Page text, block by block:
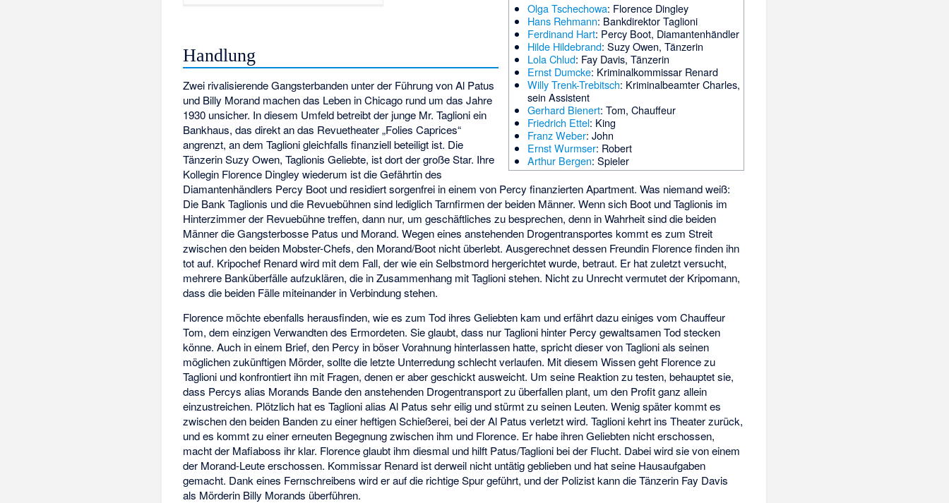
Olga Tschechowa: Florence Dingley
Hans Rehmann: Bankdirektor Taglioni
Ferdinand Hart: Percy Boot, Diamantenhändler
Hilde Hildebrand: Suzy Owen, Tänzerin
Lola Chlud: Fay Davis, Tänzerin
Ernst Dumcke: Kriminalkommissar Renard
Willy Trenk-Trebitsch: Kriminalbeamter Charles,
sein Assistent
Gerhard Bienert: Tom, Chauffeur
Friedrich Ettel: King
Franz Weber: John
Ernst Wurmser: Robert
Arthur Bergen: Spieler
Handlung
Zwei rivalisierende Gangsterbanden unter der Führung von Al Patus
und Billy Morand machen das Leben in Chicago rund um das Jahre
1930 unsicher. In diesem Umfeld betreibt der junge Mr. Taglioni ein
Bankhaus, das direkt an das Revuetheater „Folies Caprices“
angrenzt, an dem Taglioni gleichfalls finanziell beteiligt ist. Die
Tänzerin Suzy Owen, Taglionis Geliebte, ist dort der große Star. Ihre
Kollegin Florence Dingley wiederum ist die Gefährtin des
Diamantenhändlers Percy Boot und residiert sorgenfrei in einem von Percy finanzierten Apartment. Was niemand weiß:
Die Bank Taglionis und die Revuebühnen sind lediglich Tarnfirmen der beiden Männer. Wenn sich Boot und Taglionis im
Hinterzimmer der Revuebühne treffen, dann nur, um geschäftliches zu besprechen, denn in Wahrheit sind die beiden
Männer die Gangsterbosse Patus und Morand. Wegen eines anstehenden Drogentransportes kommt es zum Streit
zwischen den beiden Mobster-Chefs, den Morand/Boot nicht überlebt. Ausgerechnet dessen Freundin Florence finden ihn
tot auf. Kripochef Renard wird mit dem Fall, der wie ein Selbstmord hergerichtet wurde, betraut. Er hat zuletzt versucht,
mehrere Banküberfälle aufzuklären, die in Zusammenhang mit Taglioni stehen. Nicht zu Unrecht vermutet der Kripomann,
dass die beiden Fälle miteinander in Verbindung stehen.
Florence möchte ebenfalls herausfinden, wie es zum Tod ihres Geliebten kam und erfährt dazu einiges vom Chauffeur
Tom, dem einzigen Verwandten des Ermordeten. Sie glaubt, dass nur Taglioni hinter Percy gewaltsamen Tod stecken
könne. Auch in einem Brief, den Percy in böser Vorahnung hinterlassen hatte, spricht dieser von Taglioni als seinen
möglichen zukünftigen Mörder, sollte die letzte Unterredung schlecht verlaufen. Mit diesem Wissen geht Florence zu
Taglioni und konfrontiert ihn mit Fragen, denen er aber geschickt ausweicht. Um seine Reaktion zu testen, behauptet sie,
dass Percys alias Morands Bande den anstehenden Drogentransport zu überfallen plant, um den Profit ganz allein
einzustreichen. Plötzlich hat es Taglioni alias Al Patus sehr eilig und stürmt zu seinen Leuten. Wenig später kommt es
zwischen den beiden Banden zu einer heftigen Schießerei, bei der Al Patus verletzt wird. Taglioni kehrt ins Theater zurück,
und es kommt zu einer erneuten Begegnung zwischen ihm und Florence. Er habe ihren Geliebten nicht erschossen,
macht der Mafiaboss ihr klar. Florence glaubt ihm diesmal und hilft Patus/Taglioni bei der Flucht. Dabei wird sie von einem
der Morand-Leute erschossen. Kommissar Renard ist derweil nicht untätig geblieben und hat seine Hausaufgaben
gemacht. Dank eines Fernschreibens wird er auf die richtige Spur geführt, und der Polizist kann die Tänzerin Fay Davis
als Mörderin Billy Morands überführen.